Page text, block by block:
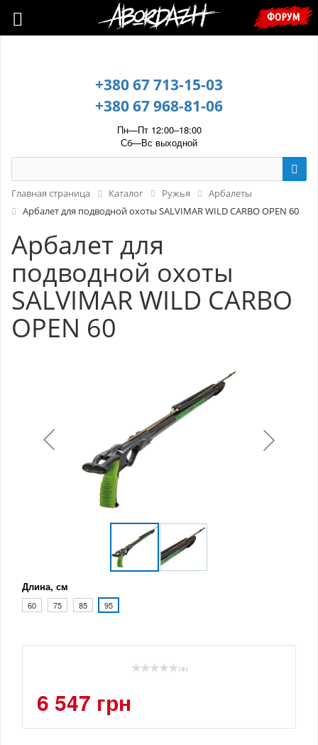
🇺🇦 У зв’язку з воєнним станом, прохання уточнювати ціну та
наявність у менеджера. 🇺🇦
+380 67 713-15-03
+380 67 968-81-06
Пн—Пт 12:00–18:00
Сб—Вс выходной
ФОРУМ
Главная страница Каталог Ружья
Арбалеты
Арбалет для подводной охоты SALVIMAR WILD CARBO OPEN 60
Арбалет для
подводной охоты
SALVIMAR WILD CARBO
OPEN 60
Длина, см
60 75 85 95
( 0 )
6 547 грн